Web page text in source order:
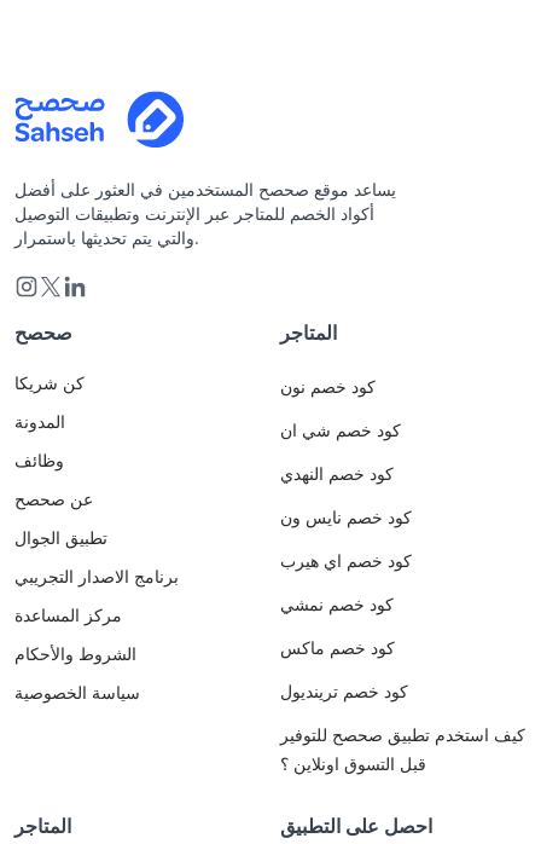
يساعد موقع صحصح المستخدمين في العثور على أفضل
أكواد الخصم للمتاجر عبر الإنترنت وتطبيقات التوصيل
والتي يتم تحديثها باستمرار.
صحصح
كن شريكا
المدونة
وظائف
عن صحصح
تطبيق الجوال
برنامج الاصدار التجريبي
مركز المساعدة
الشروط والأحكام
سياسة الخصوصية
المتاجر
كود خصم نون
كود خصم شي ان
كود خصم النهدي
كود خصم نايس ون
كود خصم اي هيرب
كود خصم نمشي
كود خصم ماكس
كود خصم ترينديول
كيف استخدم تطبيق صحصح للتوفير
قبل التسوق اونلاين ؟
المتاجر احصل على التطبيق